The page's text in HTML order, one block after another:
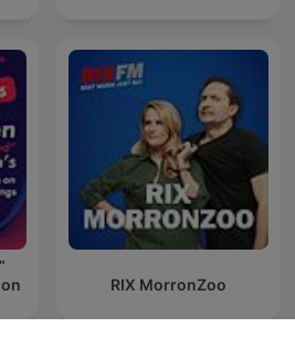
RIX MorronZoo